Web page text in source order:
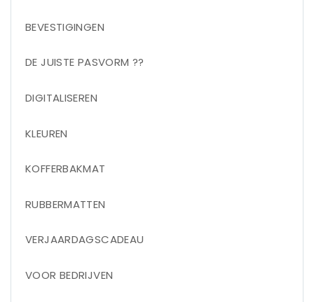
BEVESTIGINGEN
DE JUISTE PASVORM ??
DIGITALISEREN
KLEUREN
KOFFERBAKMAT
RUBBERMATTEN
VERJAARDAGSCADEAU
VOOR BEDRIJVEN